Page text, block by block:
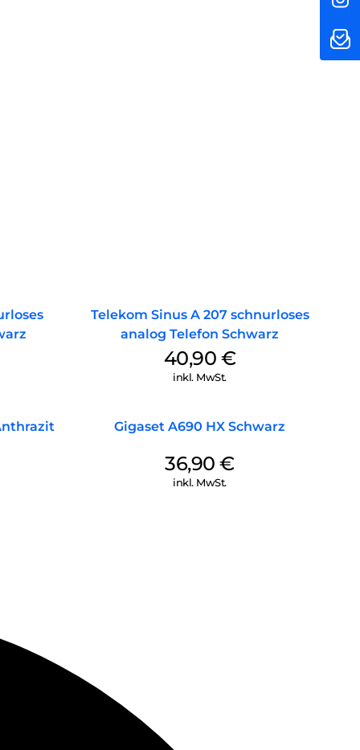
Telekom Sinus A 207 schnurloses
analog Telefon Schwarz
40,90 €
inkl. MwSt.
Gigaset A690 HX Schwarz
36,90€
inkl. MwSt.